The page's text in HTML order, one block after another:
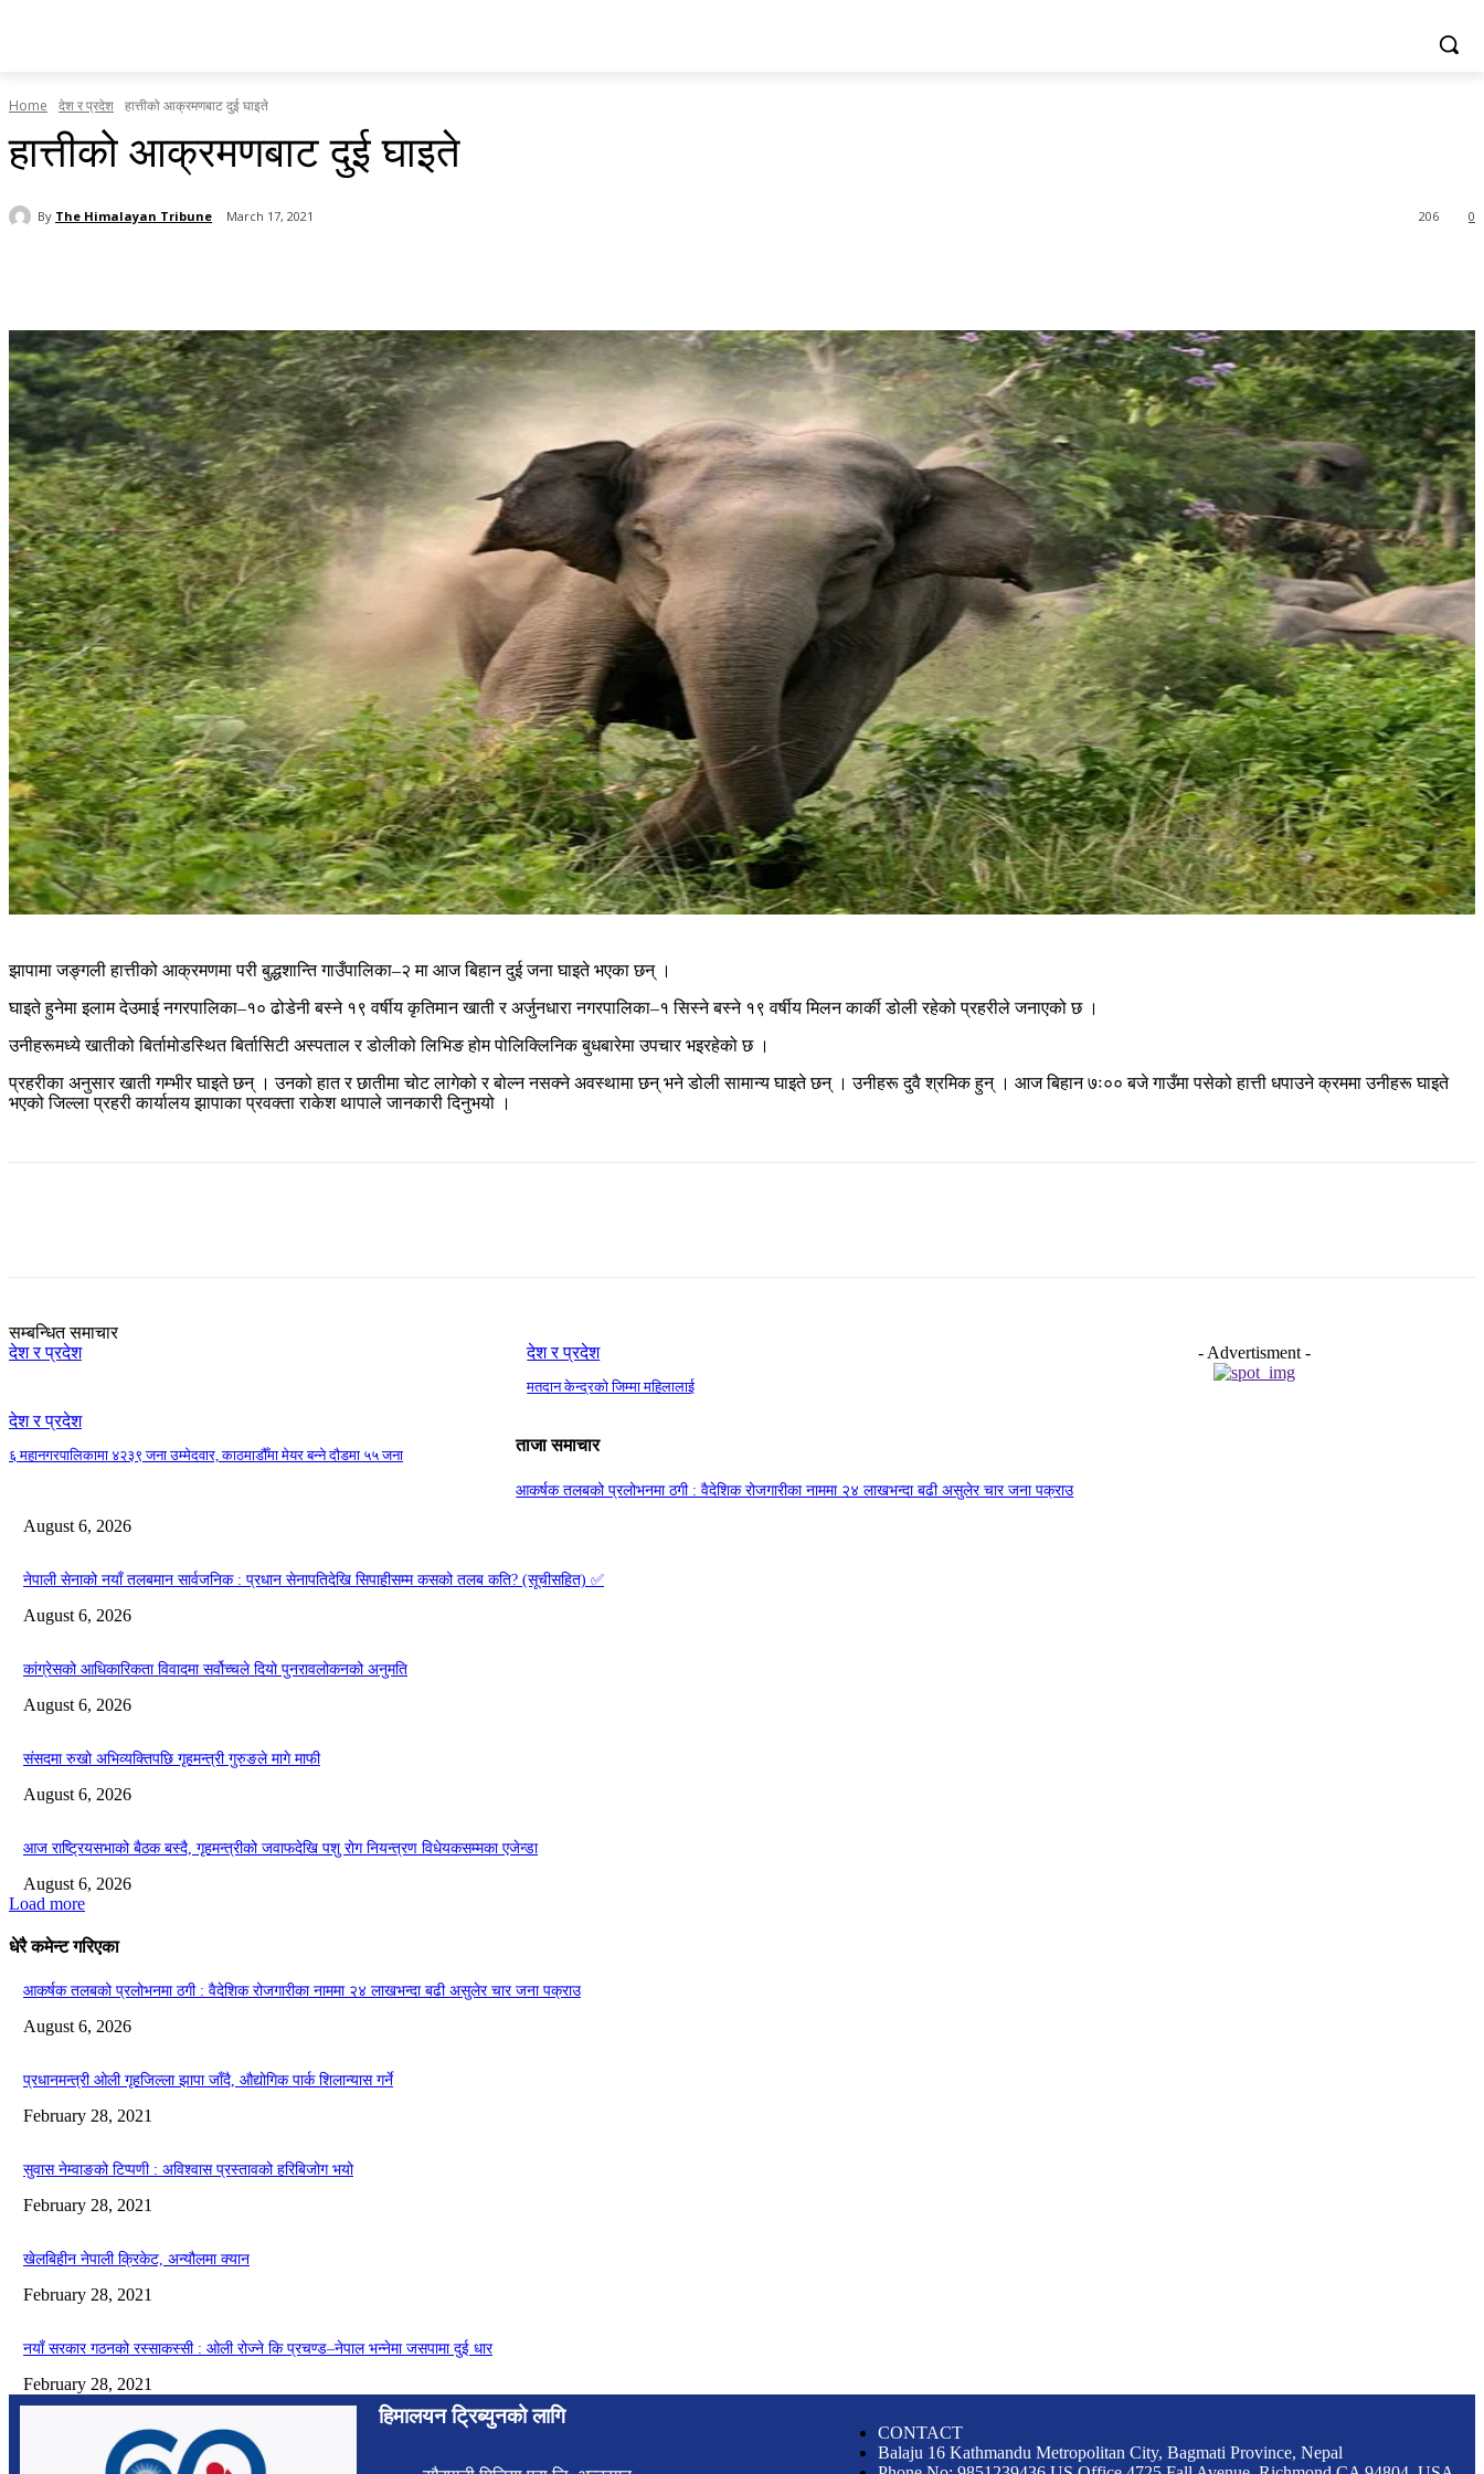
Home देश र प्रदेश हात्तीको आक्रमणबाट दुई घाइते
हात्तीको आक्रमणबाट दुई घाइते
By The Himalayan Tribune March 17, 2021 0
206
झापामा जङ्गली हात्तीको आक्रमणमा परी बुद्धशान्ति गाउँपालिका–२ मा आज बिहान दुई जना घाइते भएका छन् ।
घाइते हुनेमा इलाम देउमाई नगरपालिका–१० ढोडेनी बस्ने १९ वर्षीय कृतिमान खाती र अर्जुनधारा नगरपालिका–१ सिस्ने बस्ने १९ वर्षीय मिलन कार्की डोली रहेको प्रहरीले जनाएको छ ।
उनीहरूमध्ये खातीको बिर्तामोडस्थित बिर्तासिटी अस्पताल र डोलीको लिभिङ होम पोलिक्लिनिक बुधबारेमा उपचार भइरहेको छ ।
प्रहरीका अनुसार खाती गम्भीर घाइते छन् । उनको हात र छातीमा चोट लागेको र बोल्न नसक्ने अवस्थामा छन् भने डोली सामान्य घाइते छन् । उनीहरू दुवै श्रमिक हुन् । आज बिहान ७ः०० बजे गाउँमा पसेको हात्ती धपाउने क्रममा उनीहरू घाइते
भएको जिल्ला प्रहरी कार्यालय झापाका प्रवक्ता राकेश थापाले जानकारी दिनुभयो ।
सम्बन्धित समाचार
देश र प्रदेश
देश र प्रदेश
मतदान केन्द्रको जिम्मा महिलालाई
देश र प्रदेश
६ महानगरपालिकामा ४२३९ जना उम्मेदवार, काठमाडौँमा मेयर बन्ने दौडमा ५५ जना
- Advertisment -
ताजा समाचार
आकर्षक तलबको प्रलोभनमा ठगी : वैदेशिक रोजगारीका नाममा २४ लाखभन्दा बढी असुलेर चार जना पक्राउ
August 6, 2026
नेपाली सेनाको नयाँ तलबमान सार्वजनिक : प्रधान सेनापतिदेखि सिपाहीसम्म कसको तलब कति? (सूचीसहित) ✅
August 6, 2026
कांग्रेसको आधिकारिकता विवादमा सर्वोच्चले दियो पुनरावलोकनको अनुमति
August 6, 2026
संसदमा रुखो अभिव्यक्तिपछि गृहमन्त्री गुरुङले मागे माफी
August 6, 2026
आज राष्ट्रियसभाको बैठक बस्दै, गृहमन्त्रीको जवाफदेखि पशु रोग नियन्त्रण विधेयकसम्मका एजेन्डा
August 6, 2026
Load more
धेरै कमेन्ट गरिएका
आकर्षक तलबको प्रलोभनमा ठगी : वैदेशिक रोजगारीका नाममा २४ लाखभन्दा बढी असुलेर चार जना पक्राउ
August 6, 2026
प्रधानमन्त्री ओली गृहजिल्ला झापा जाँदै, औद्योगिक पार्क शिलान्यास गर्ने
February 28, 2021
सुवास नेम्वाङको टिप्पणी : अविश्वास प्रस्तावको हरिबिजोग भयो
February 28, 2021
खेलबिहीन नेपाली क्रिकेट, अन्यौलमा क्यान
February 28, 2021
नयाँ सरकार गठनको रस्साकस्सी : ओली रोज्ने कि प्रचण्ड–नेपाल भन्नेमा जसपामा दुई धार
February 28, 2021
हिमालयन ट्रिब्युनको लागि
CONTACT
Balaju 16 Kathmandu Metropolitan City, Bagmati Province, Nepal